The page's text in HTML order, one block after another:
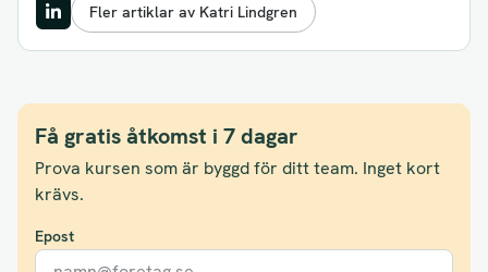
Fler artiklar av Katri Lindgren
Få gratis åtkomst i 7 dagar
Prova kursen som är byggd för ditt team. Inget kort
krävs.
Epost